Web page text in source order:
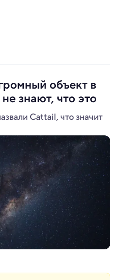
объект в
знают, что это
Cattail, что значит